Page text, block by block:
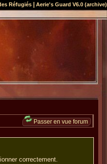
Réfugiés Aerie's Guard V6.0 (archive)
Passer en vue forum
correctement.